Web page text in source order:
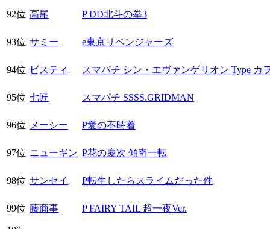
92位 高尾 P DD北斗の拳3
93位 サミー e東京リベンジャーズ
94位 ビスティ スマパチ シン・エヴァンゲリオン Type カ
95位 七匠 スマパチ SSSS.GRIDMAN
96位 メーシー P愛の不時着
97位 ニューギン P花の慶次 傾奇一転
98位 サンセイ P転生したらスライムだった件
99位 藤商事 P FAIRY TAIL 超一夜Ver.